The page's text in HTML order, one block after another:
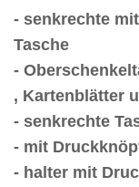
- senkrechte
Tasche
-
, Kartenblätter
- senkrechte
- mit
- halter mit